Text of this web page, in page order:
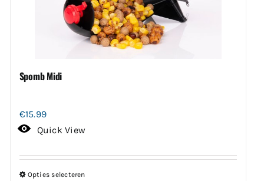
Spomb Midi
€15.99
Quick View
Opties selecteren